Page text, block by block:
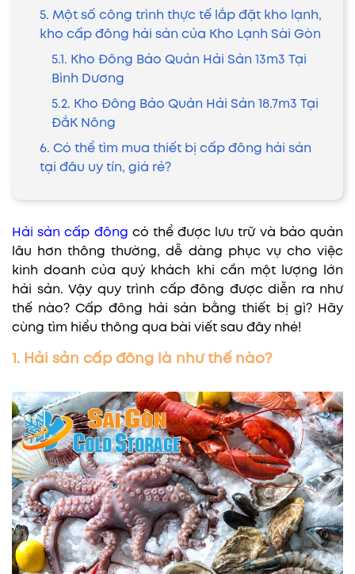
5. Một số công trình thực tế lắp đặt kho lạnh,
kho cấp đông hải sản của Kho Lạnh Sài Gòn
5.1. Kho Đông Bảo Quản Hải Sản 13m3 Tại
Bình Dương
5.2. Kho Đông Bảo Quản Hải Sản 18.7m3 Tại
ĐắK Nông
6. Có thể tìm mua thiết bị cấp đông hải sản
tại đâu uy tín, giá rẻ?
Hải sản cấp đông có thể được lưu trữ và bảo quản
lâu hơn thông thường, dễ dàng phục vụ cho việc
kinh doanh của quý khách khi cần một lượng lớn
hải sản. Vậy quy trình cấp đông được diễn ra như
thế nào? Cấp đông hải sản bằng thiết bị gì? Hãy
cùng tìm hiểu thông qua bài viết sau đây nhé!
1. Hải sản cấp đông là như thế nào?